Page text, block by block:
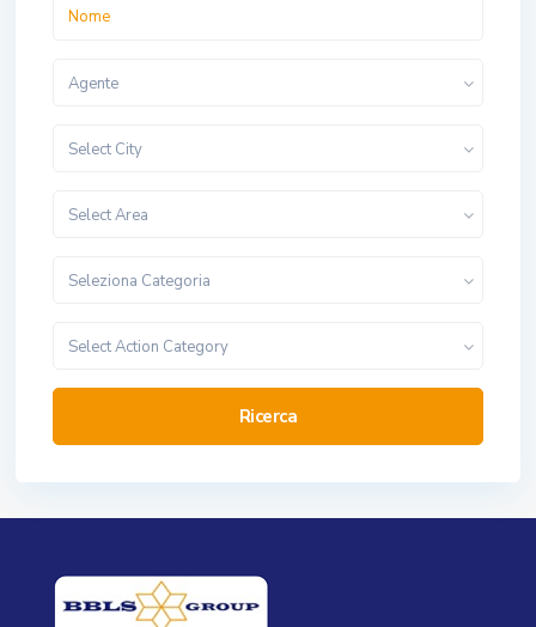
Agente
Select City
Select Area
Seleziona Categoria
Select Action Category
Ricerca